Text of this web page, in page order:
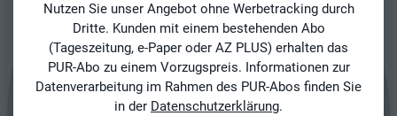
Nutzen Sie unser Angebot ohne Werbetracking durch
Dritte. Kunden mit einem bestehenden Abo
(Tageszeitung, e-Paper oder AZ PLUS) erhalten das
PUR-Abo zu einem Vorzugspreis. Informationen zur
Datenverarbeitung im Rahmen des PUR-Abos finden Sie
in der Datenschutzerklärung.